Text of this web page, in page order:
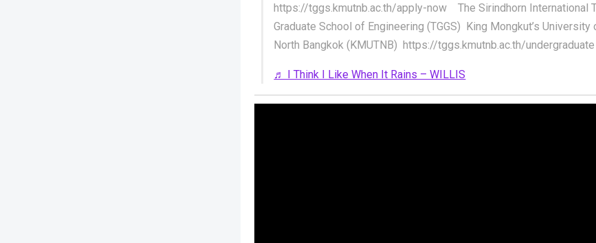
https://tggs.kmutnb.ac.th/apply-now The Sirindhorn International
Graduate School of Engineering (TGGS) King Mongkut’s University
North Bangkok (KMUTNB) https://tggs.kmutnb.ac.th/undergraduate
♬ I Think I Like When It Rains – WILLIS